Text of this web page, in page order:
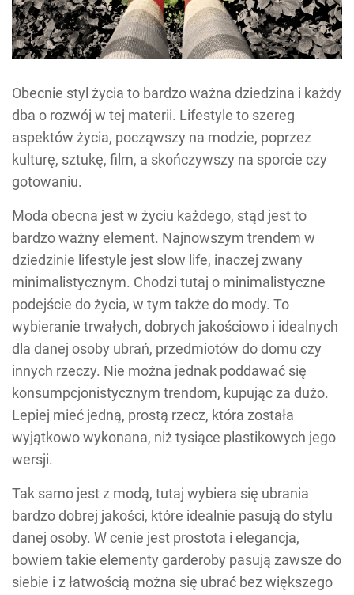
Obecnie styl życia to bardzo ważna dziedzina i każdy
dba o rozwój w tej materii. Lifestyle to szereg
aspektów życia, począwszy na modzie, poprzez
kulturę, sztukę, film, a skończywszy na sporcie czy
gotowaniu.
Moda obecna jest w życiu każdego, stąd jest to
bardzo ważny element. Najnowszym trendem w
dziedzinie lifestyle jest slow life, inaczej zwany
minimalistycznym. Chodzi tutaj o minimalistyczne
podejście do życia, w tym także do mody. To
wybieranie trwałych, dobrych jakościowo i idealnych
dla danej osoby ubrań, przedmiotów do domu czy
innych rzeczy. Nie można jednak poddawać się
konsumpcjonistycznym trendom, kupując za dużo.
Lepiej mieć jedną, prostą rzecz, która została
wyjątkowo wykonana, niż tysiące plastikowych jego
wersji.
Tak samo jest z modą, tutaj wybiera się ubrania
bardzo dobrej jakości, które idealnie pasują do stylu
danej osoby. W cenie jest prostota i elegancja,
bowiem takie elementy garderoby pasują zawsze do
siebie i z łatwością można się ubrać bez większego